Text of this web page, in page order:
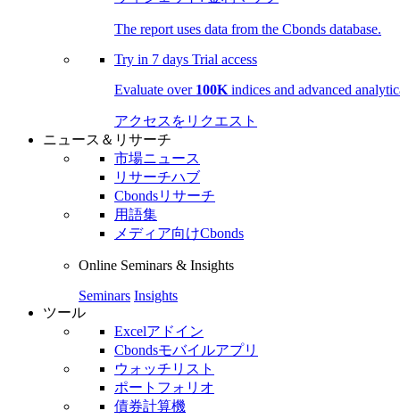
The report uses data from the Cbonds database.
Try in 7 days Trial access
Evaluate over 100K indices and advanced
アクセスをリクエスト
ニュース＆リサーチ
市場ニュース
リサーチハブ
Cbondsリサーチ
用語集
メディア向けCbonds
Online Seminars & Insights
Seminars Insights
ツール
Excelアドイン
Cbondsモバイルアプリ
ウォッチリスト
ポートフォリオ
債券計算機